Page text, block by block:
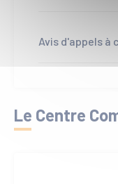
Avis d'appels à
Le Centre